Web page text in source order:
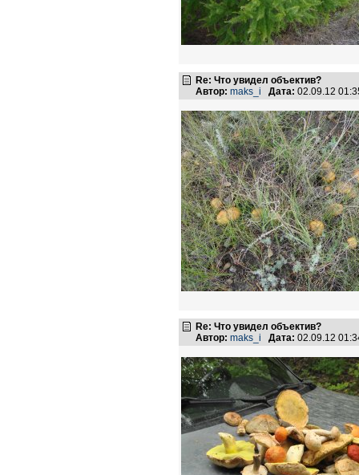
Re: Что увидел объектив?
Автор: maks_i Дата: 02.09.12
Re: Что увидел объектив?
Автор: maks_i Дата: 02.09.12